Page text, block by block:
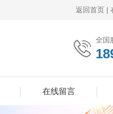
返回首页 |
全国
在线留言